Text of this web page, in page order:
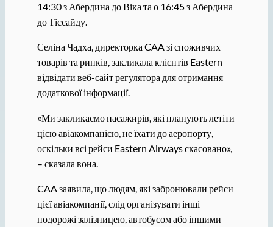
14:30 з Абердина до Віка та о 16:45 з Абердина
до Тіссайду.
Селіна Чадха, директорка CAA зі споживчих
товарів та ринків, закликала клієнтів Eastern
відвідати веб-сайт регулятора для отримання
додаткової інформації.
«Ми закликаємо пасажирів, які планують летіти
цією авіакомпанією, не їхати до аеропорту,
оскільки всі рейси Eastern Airways скасовано»,
– сказала вона.
CAA заявила, що людям, які забронювали рейси
цієї авіакомпанії, слід організувати інші
подорожі залізницею, автобусом або іншими